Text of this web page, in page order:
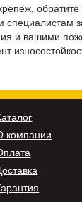
и вашими
компании